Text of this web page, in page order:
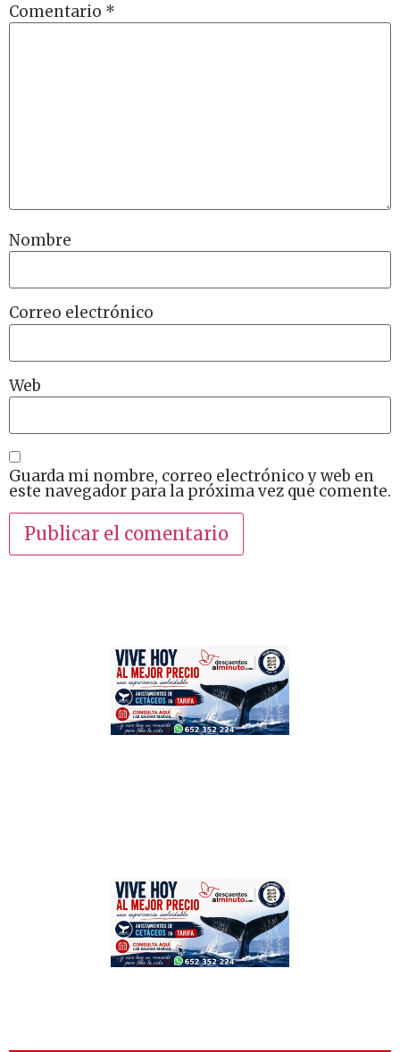
Comentario *
Nombre
Correo electrónico
Web
Guarda mi nombre, correo electrónico y web en
este navegador para la próxima vez que comente.